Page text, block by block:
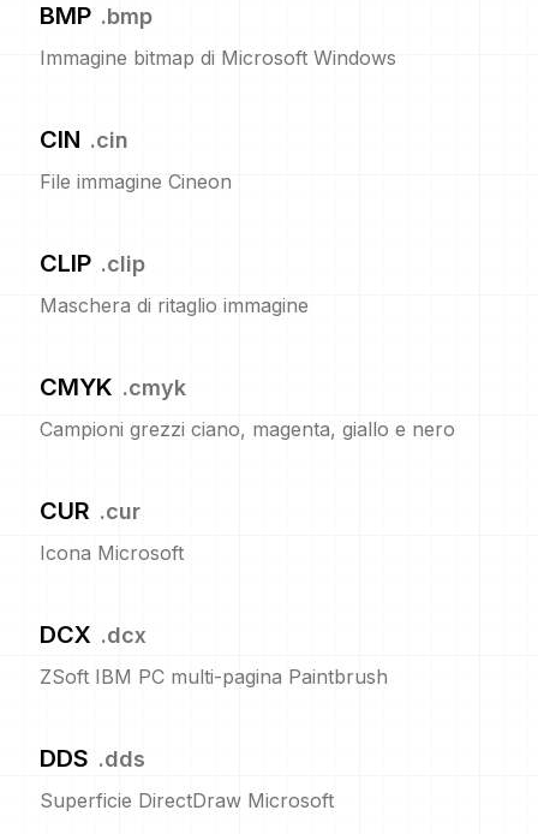
BMP .bmp
Immagine bitmap di Microsoft Windows
CIN .cin
File immagine Cineon
CLIP .clip
Maschera di ritaglio immagine
CMYK .cmyk
Campioni grezzi ciano, magenta, giallo e nero
CUR .cur
Icona Microsoft
DCX .dcx
ZSoft IBM PC multi-pagina Paintbrush
DDS .dds
Superficie DirectDraw Microsoft